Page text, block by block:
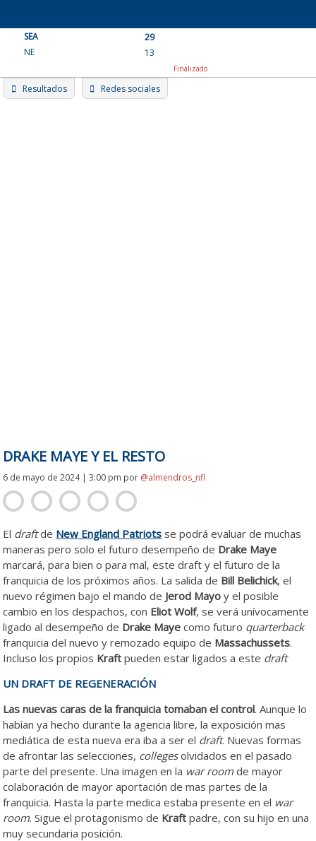
content
SEA
29
NE
13
Finalizado
Resultados Redes sociales
DRAKE MAYE Y EL RESTO
6 de mayo de 2024 | 3:00 pm por @almendros_nfl
El draftde New England Patriots se podrá evaluar de muchas
maneras pero solo el futuro desempeño de Drake Maye
marcará, para bien o para mal, este draft y el futuro de la
franquicia de los próximos años. La salida de Bill Belichick, el
nuevo régimen bajo el mando de Jerod Mayo y el posible
cambio en los despachos, con Eliot Wolf, se verá unívocamente
ligado al desempeño de Drake Maye como futuro quarterback
franquicia del nuevo y remozado equipo de Massachussets.
Incluso los propios Kraft pueden estar ligados a este draft
UN DRAFT DE REGENERACIÓN
Las nuevas caras de la franquicia tomaban el control. Aunque lo
habían ya hecho durante la agencia libre, la exposición mas
mediática de esta nueva era iba a ser el draft. Nuevas formas
de afrontar las selecciones, collegesolvidados en el pasado
parte del presente. Una imagen en la war room de mayor
colaboración de mayor aportación de mas partes de la
franquicia. Hasta la parte medica estaba presente en el war
room. Sigue el protagonismo de Kraft padre, con su hijo en una
muy secundaria posición.